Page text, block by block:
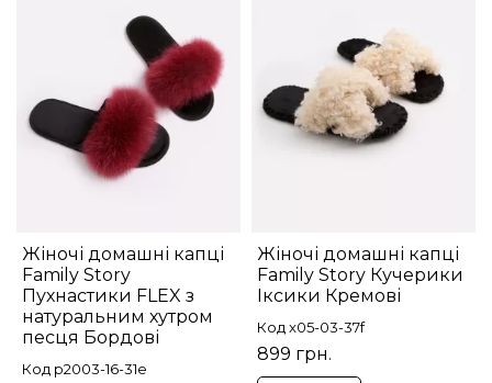
Жіночі домашні капці
Family Story
Пухнастики FLEX з
натуральним хутром
песця Бордові
Код p2003-16-31e
Жіночі домашні капці
Family Story Кучерики
Іксики Кремові
Код x05-03-37f
899 грн.